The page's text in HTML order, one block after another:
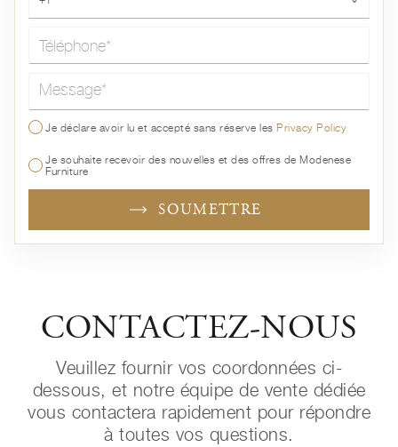
Message*
Je déclare avoir lu et accepté sans réserve lesPrivacy Policy
Je souhaite recevoir des nouvelles et des offres de Modenese
Furniture
SOUMETTRE
CONTACTEZ-NOUS
Veuillez fournir vos coordonnées ci-
dessous, et notre équipe de vente dédiée
vous contactera rapidement pour répondre
à toutes vos questions.